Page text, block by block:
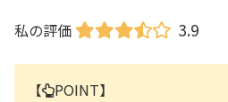
私の評価 3.9
【
POINT】